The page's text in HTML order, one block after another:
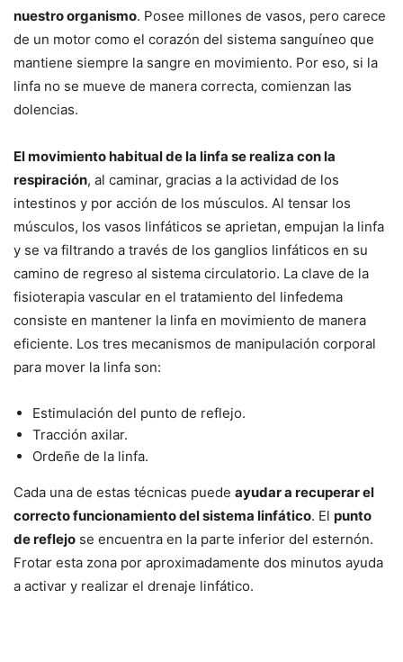
nuestro organismo. Posee millones de vasos, pero carece
de un motor como el corazón del sistema sanguíneo que
mantiene siempre la sangre en movimiento. Por eso, si la
linfa no se mueve de manera correcta, comienzan las
dolencias.
El movimiento habitual de la linfa se realiza con la
respiración, al caminar, gracias a la actividad de los
intestinos y por acción de los músculos. Al tensar los
músculos, los vasos linfáticos se aprietan, empujan la linfa
y se va filtrando a través de los ganglios linfáticos en su
camino de regreso al sistema circulatorio. La clave de la
fisioterapia vascular en el tratamiento del linfedema
consiste en mantener la linfa en movimiento de manera
eficiente. Los tres mecanismos de manipulación corporal
para mover la linfa son:
Estimulación del punto de reflejo.
Tracción axilar.
Ordeñe de la linfa.
Cada una de estas técnicas puede ayudar a recuperar el
correcto funcionamiento del sistema linfático. El punto
de reflejo se encuentra en la parte inferior del esternón.
Frotar esta zona por aproximadamente dos minutos ayuda
a activar y realizar el drenaje linfático.